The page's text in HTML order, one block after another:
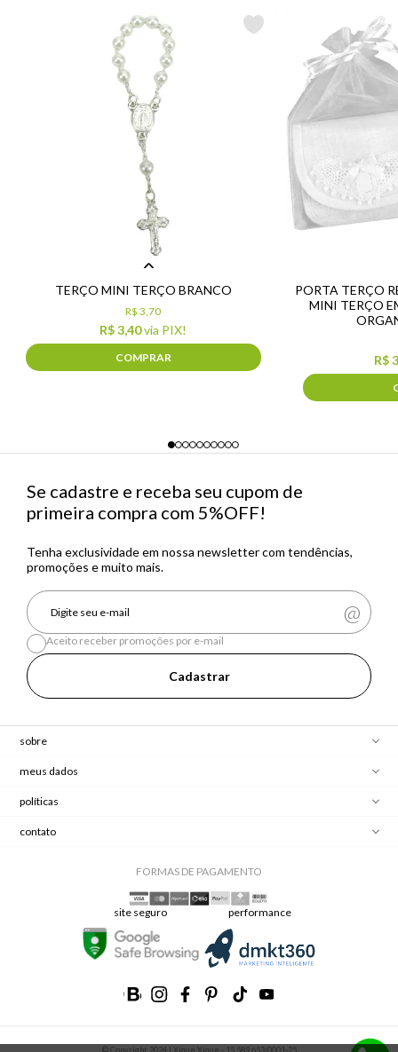
TERÇO MINI TERÇO BRANCO
R$ 3,40via PIX!
R$ 3,70
COMPRAR
PORTA TERÇO
MINI TERÇO
R$
Se cadastre e receba seu cupom de
primeira compra com 5%OFF!
Tenha exclusividade em nossa newsletter com tendências,
promoções e muito mais.
Cadastrar
Aceito receber promoções por e-mail
sobre
meus dados
políticas
contato
FORMAS DE PAGAMENTO
site seguro performance
© Copyright 2024 | Xique Xique - 15.589.653/0001-25